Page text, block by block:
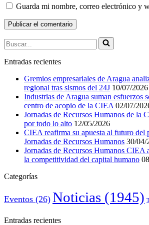
Guarda mi nombre, correo electrónico y
Buscar...
Entradas recientes
Gremios empresariales de Aragua
regional tras sismos del 24J 10/07/2026
Industrias de Aragua suman esfuerzos
centro de acopio de la CIEA 02/07/
Jornadas de Recursos Humanos de la
por todo lo alto 12/05/2026
CIEA reafirma su apuesta al futuro del
Jornadas de Recursos Humanos 30/04/
Jornadas de Recursos Humanos CIEA
la competitividad del capital humano
Categorías
Eventos (26) Noticias (1945)
Entradas recientes